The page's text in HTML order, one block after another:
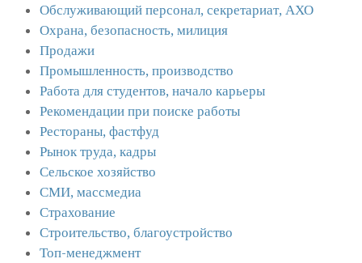
Обслуживающий персонал, секретариат, АХО
Охрана, безопасность, милиция
Продажи
Промышленность, производство
Работа для студентов, начало карьеры
Рекомендации при поиске работы
Рестораны, фастфуд
Рынок труда, кадры
Сельское хозяйство
СМИ, массмедиа
Страхование
Строительство, благоустройство
Топ-менеджмент